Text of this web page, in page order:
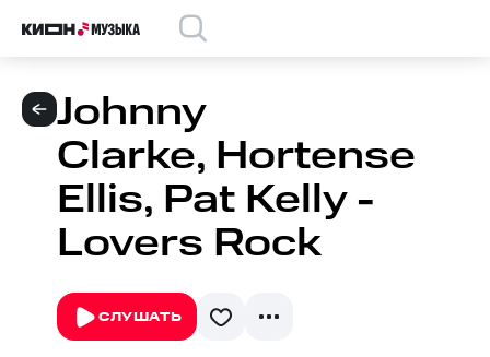
Johnny
Clarke, Hortense
Ellis, Pat Kelly -
Lovers Rock
СЛУШАТЬ